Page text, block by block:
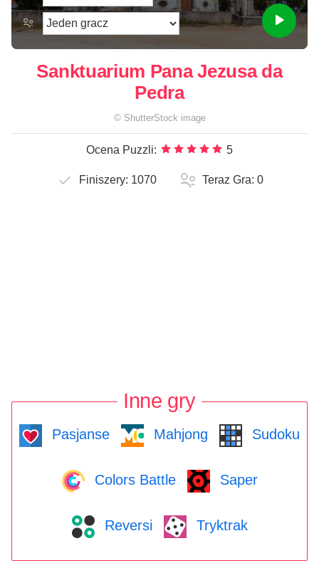
Sanktuarium Pana Jezusa da
Pedra
© ShutterStock image
Ocena Puzzli: 5
Finiszery: 1070 Teraz Gra: 0
Inne gry
Pasjanse Mahjong Sudoku
Colors Battle Saper
Reversi Tryktrak